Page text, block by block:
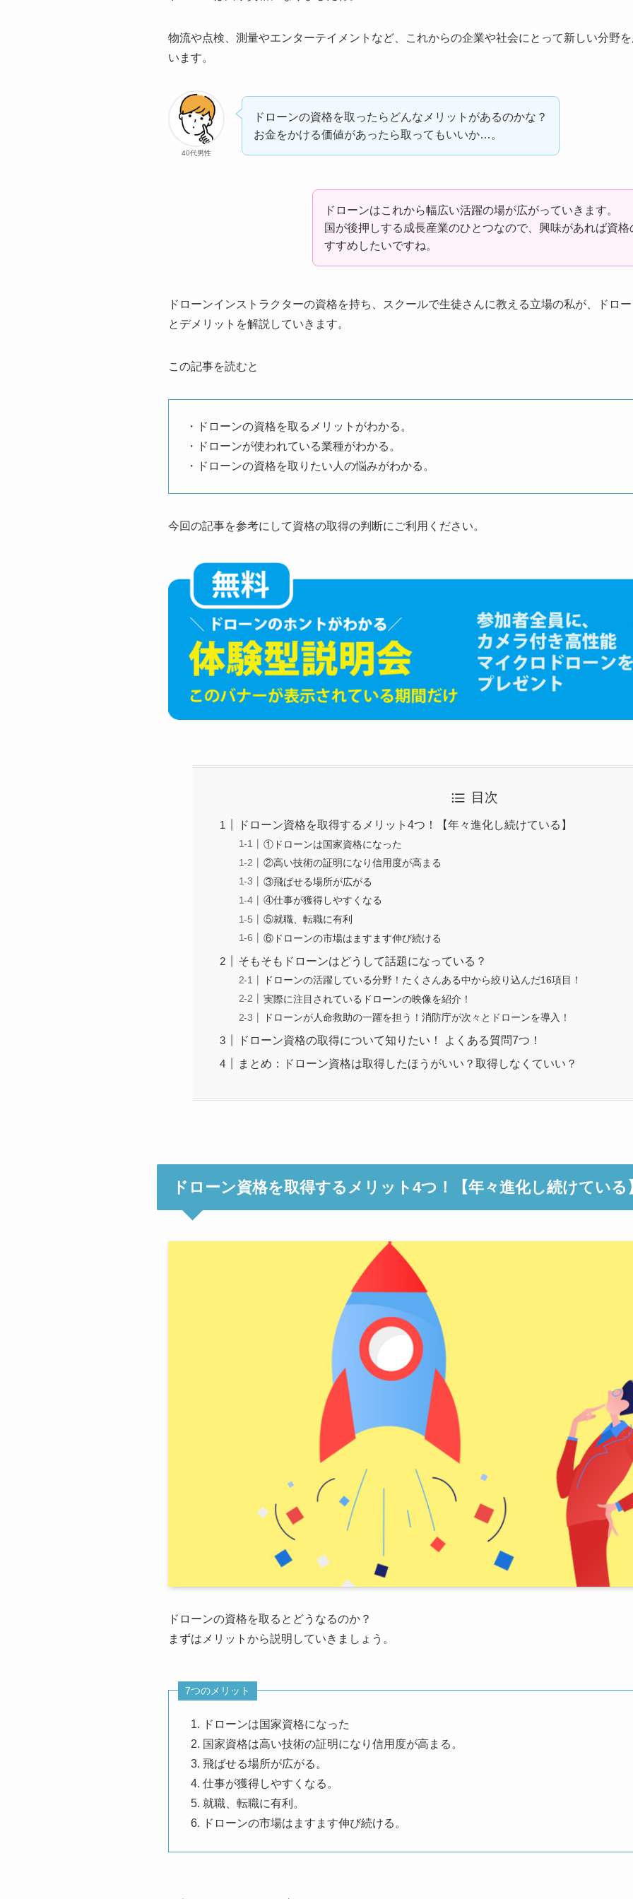
物流や点検、測量やエンターテイメントなど、これからの企業や社会にとって新しい分野
います。
40代男性
ドローンの資格を取ったらどんなメリットがあるのかな？
お金をかける価値があったら取ってもいいか…。
ドローンはこれから幅広い活躍の場が広がっていきます。
国が後押しする成長産業のひとつなので、興味があれば資格
すすめしたいですね。
ドローンインストラクターの資格を持ち、スクールで生徒さんに教える立場の私が、ドロ
とデメリットを解説していきます。
この記事を読むと
・ドローンの資格を取るメリットがわかる。
・ドローンが使われている業種がわかる。
・ドローンの資格を取りたい人の悩みがわかる。
今回の記事を参考にして資格の取得の判断にご利用ください。
目次
ドローン資格を取得するメリット4つ！【年々進化し続けている】
①ドローンは国家資格になった
②高い技術の証明になり信用度が高まる
③飛ばせる場所が広がる
④仕事が獲得しやすくなる
⑤就職、転職に有利
⑥ドローンの市場はますます伸び続ける
そもそもドローンはどうして話題になっている？
ドローンの活躍している分野！たくさんある中から絞り込んだ16項目！
実際に注目されているドローンの映像を紹介！
ドローンが人命救助の一躍を担う！消防庁が次々とドローンを導入！
ドローン資格の取得について知りたい！ よくある質問7つ！
まとめ：ドローン資格は取得したほうがいい？取得しなくていい？
ドローン資格を取得するメリット4つ！【年々進化し続けている
ドローンの資格を取るとどうなるのか？
まずはメリットから説明していきましょう。
7つのメリット
ドローンは国家資格になった
国家資格は高い技術の証明になり信用度が高まる。
飛ばせる場所が広がる。
仕事が獲得しやすくなる。
就職、転職に有利。
ドローンの市場はますます伸び続ける。